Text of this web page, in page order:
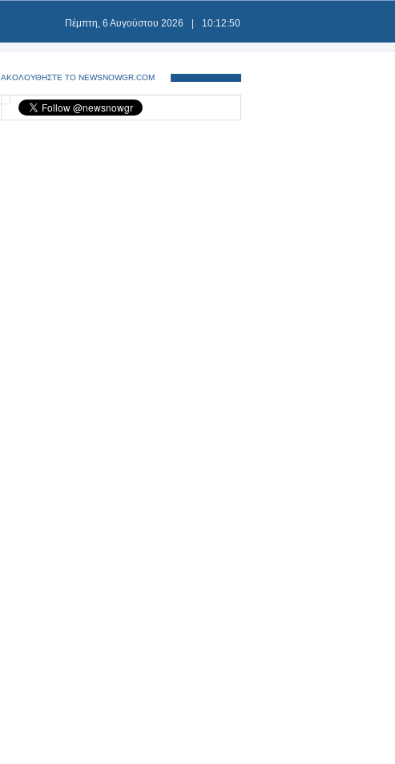
Πέμπτη, 6 Αυγούστου 2026 10:12:50
ΑΚΟΛΟΥΘΗΣΤΕ ΤΟ NEWSNOWGR.COM